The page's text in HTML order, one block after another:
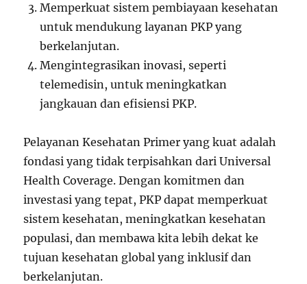
Memperkuat sistem pembiayaan kesehatan
untuk mendukung layanan PKP yang
berkelanjutan.
Mengintegrasikan inovasi, seperti
telemedisin, untuk meningkatkan
jangkauan dan efisiensi PKP.
Pelayanan Kesehatan Primer yang kuat adalah
fondasi yang tidak terpisahkan dari Universal
Health Coverage. Dengan komitmen dan
investasi yang tepat, PKP dapat memperkuat
sistem kesehatan, meningkatkan kesehatan
populasi, dan membawa kita lebih dekat ke
tujuan kesehatan global yang inklusif dan
berkelanjutan.